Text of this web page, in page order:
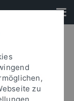
zu